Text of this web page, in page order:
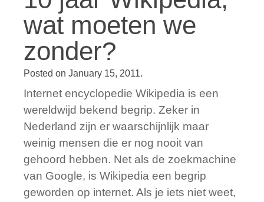
wat moeten we
zonder?
Posted on January 15, 2011.
Internet encyclopedie Wikipedia is een
wereldwijd bekend begrip. Zeker in
Nederland zijn er waarschijnlijk maar
weinig mensen die er nog nooit van
gehoord hebben. Net als de zoekmachine
van Google, is Wikipedia een begrip
geworden op internet. Als je iets niet weet,